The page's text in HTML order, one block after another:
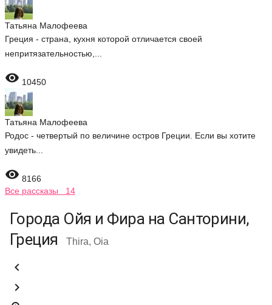
Татьяна Малофеева
Греция - страна, кухня которой отличается своей
непритязательностью,...
 10450
Татьяна Малофеева
Родос - четвертый по величине остров Греции. Если вы хотите
увидеть...
 8166
Все рассказы 14
Города Ойя и Фира на Санторини,
Греция
Thira, Oia

